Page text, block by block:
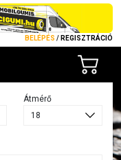
BELÉPÉS / REGISZTRÁCIÓ
Átmérő